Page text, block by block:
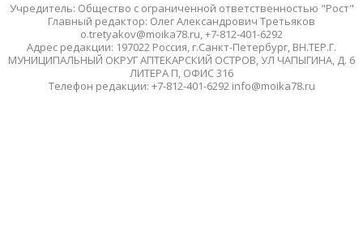
Учредитель: Общество с ограниченной ответственностью "Рост"
Главный редактор: Олег Александрович Третьяков
o.tretyakov@moika78.ru, +7-812-401-6292
Адрес редакции: 197022 Россия, г.Санкт-Петербург, ВН.ТЕР.Г.
МУНИЦИПАЛЬНЫЙ ОКРУГ АПТЕКАРСКИЙ ОСТРОВ, УЛ ЧАПЫГИНА, Д. 6
ЛИТЕРА П, ОФИС 316
Телефон редакции: +7-812-401-6292 info@moika78.ru